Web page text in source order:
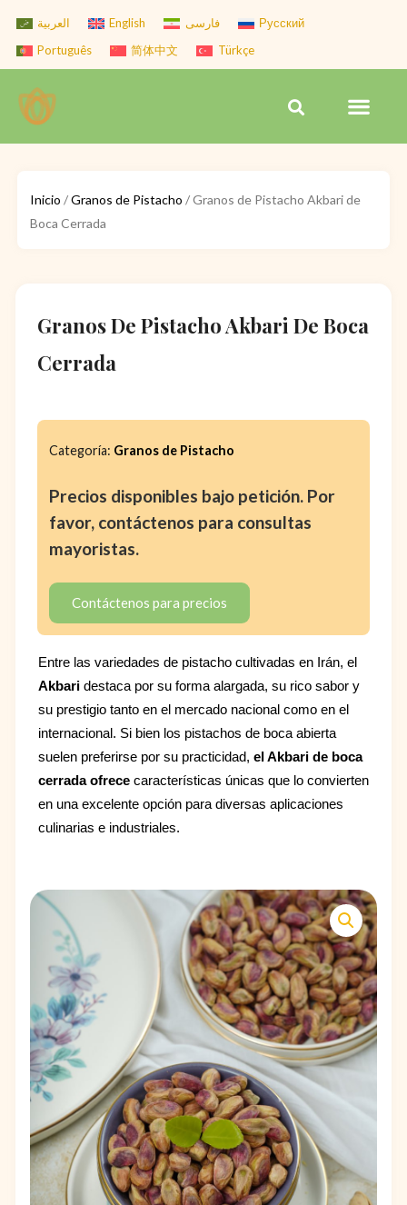
content
العربية English فارسی
Русский
Português
简体中文 Türkçe
Search
Inicio /Granos de Pistacho / Granos de Pistacho Akbari de
Boca Cerrada
Granos De Pistacho Akbari De Boca
Cerrada
Categoría: Granos de Pistacho
Precios disponibles bajo petición. Por
favor, contáctenos para consultas
mayoristas.
Contáctenos para precios
Entre las variedades de pistacho cultivadas en Irán, el
Akbari destaca por su forma alargada, su rico sabor y
su prestigio tanto en el mercado nacional como en el
internacional. Si bien los pistachos de boca abierta
suelen preferirse por su practicidad, el Akbari de boca
cerrada ofrececaracterísticas únicas que lo convierten
en una excelente opción para diversas aplicaciones
culinarias e industriales.